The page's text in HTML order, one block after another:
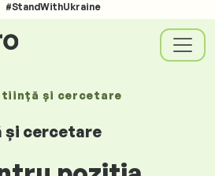
#StandWithUkraine
și cercetare
și cercetare